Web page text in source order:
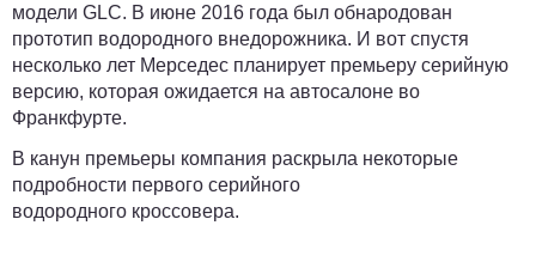
модели GLC. В июне 2016 года был обнародован
прототип водородного внедорожника. И вот спустя
несколько лет Мерседес планирует премьеру серийную
версию, которая ожидается на автосалоне во
Франкфурте.
В канун премьеры компания раскрыла некоторые
подробности первого серийного
водородного кроссовера.